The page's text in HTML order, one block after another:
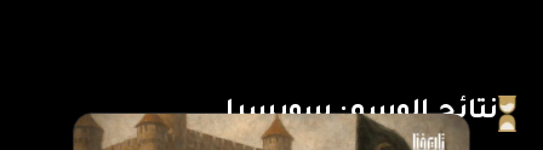
نتائج الوسم: سويسرا